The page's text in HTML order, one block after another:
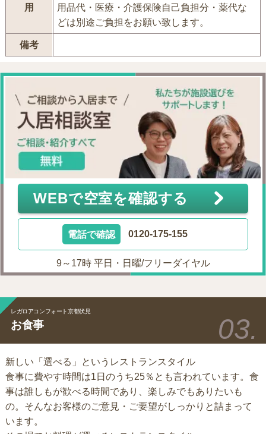
用
用品代・医療・介護保険自己負担分・薬代な
どは別途ご負担をお願い致します。
備考
WEBで空室を確認する
電話で確認 0120-175-155
9～17時 平日・日曜/フリーダイヤル
レガロアコンフォート京都伏見
お食事
新しい「選べる」というレストランスタイル
食事に費やす時間は1日のうち25％とも言われています。食
事は誰しもが歓べる時間であり、楽しみでもありたいも
の。そんなお客様のご意見・ご要望がしっかりと詰まって
います。